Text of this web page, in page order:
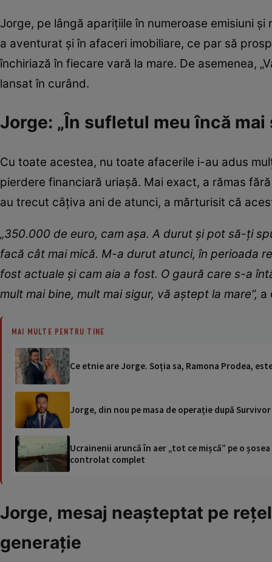
Jorge, pe lângă aparițiile în numeroase emisiuni
a aventurat și în afaceri imobiliare, ce par să
închiriază în fiecare vară la mare. De asemenea,
lansat în curând.
Jorge: „În sufletul meu încă mai
Cu toate acestea, nu toate afacerile i-au adus
pierdere financiară uriașă. Mai exact, a rămas
au trecut câțiva ani de atunci, a mărturisit că
„350.000 de euro, cam așa. A durut și pot să-ți
facă cât mai mică. M-a durut atunci, în perioada
fost actuale și cam aia a fost. O gaură care s-a
mult mai bine, mult mai sigur, vă aștept la mare”, a
MAI MULTE PENTRU TINE
Ce etnie are Jorge. Soția sa, Ramona Prodea,
Jorge, din nou pe masa de operație după
Ucrainenii aruncă în aer „tot ce mișcă” pe o
controlat complet
Jorge, mesaj neașteptat pe
generaţie